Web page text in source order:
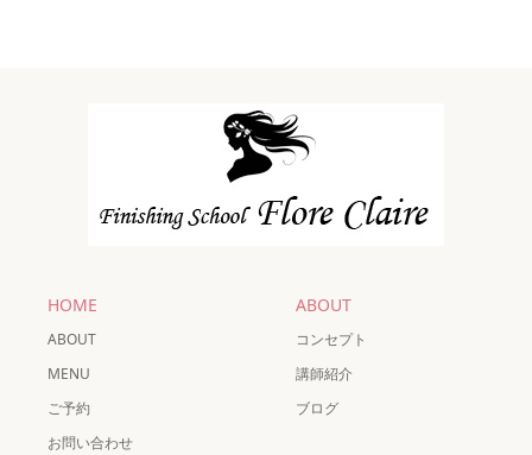
HOME
ABOUT
MENU
ご予約
お問い合わせ
ABOUT
コンセプト
講師紹介
ブログ